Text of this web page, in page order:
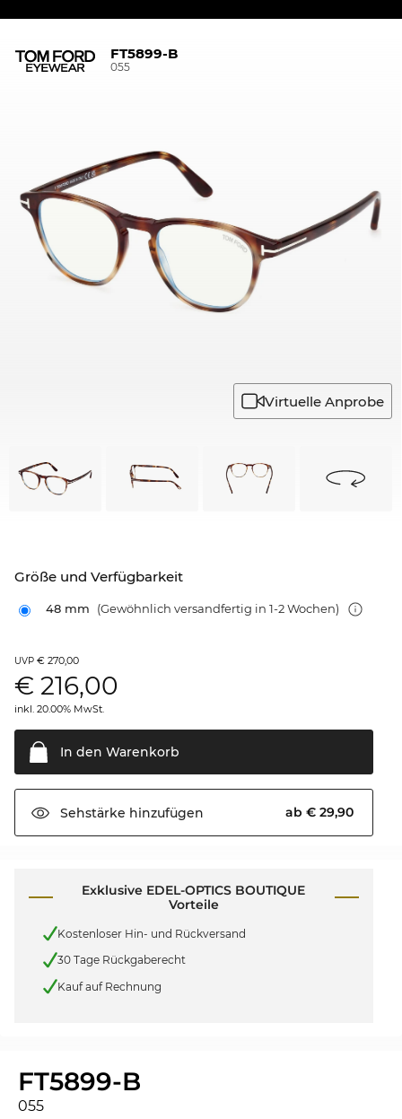
FT5899-B
055
Virtuelle Anprobe
Größe und Verfügbarkeit
48 mm (Gewöhnlich versandfertig in 1-2 Wochen)
UVP € 270,00
€ 216,00
inkl. 20.00% MwSt.
In den Warenkorb
Sehstärke hinzufügen ab € 29,90
Exklusive EDEL-OPTICS BOUTIQUE
Vorteile
Kostenloser Hin- und Rückversand
30 Tage Rückgaberecht
Kauf auf Rechnung
FT5899-B
055